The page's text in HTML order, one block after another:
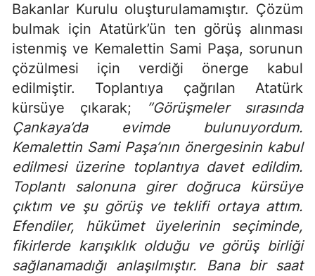
Bakanlar Kurulu oluşturulamamıştır. Çözüm
bulmak için Atatürk’ün ten görüş alınması
istenmiş ve Kemalettin Sami Paşa, sorunun
çözülmesi için verdiği önerge kabul
edilmiştir. Toplantıya çağrılan Atatürk
kürsüye çıkarak;
”Görüşmeler sırasında
Çankaya’da evimde bulunuyordum.
Kemalettin Sami Paşa’nın önergesinin kabul
edilmesi üzerine toplantıya davet edildim.
Toplantı salonuna girer doğruca kürsüye
çıktım ve şu görüş ve teklifi ortaya attım.
Efendiler, hükümet üyelerinin seçiminde,
fikirlerde karışıklık olduğu ve görüş birliği
sağlanamadığı anlaşılmıştır. Bana bir saat